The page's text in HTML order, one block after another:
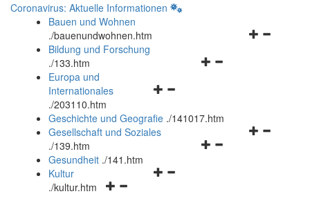
Coronavirus: Aktuelle Informationen
Bauen und Wohnen
./bauenundwohnen.htm
Navigationsmenü
Bildung und Forschung
./133.htm
Navigationsmenü
und
schließen
Europa und
Internationales
./203110.htm
Geschichte und Geografie ./141017.htm
Navigationsmenü
Gesellschaft und Soziales
./139.htm
Navigationsmenü
Gesundheit ./141.htm
Navigationsmenü
Kultur
./kultur.htm